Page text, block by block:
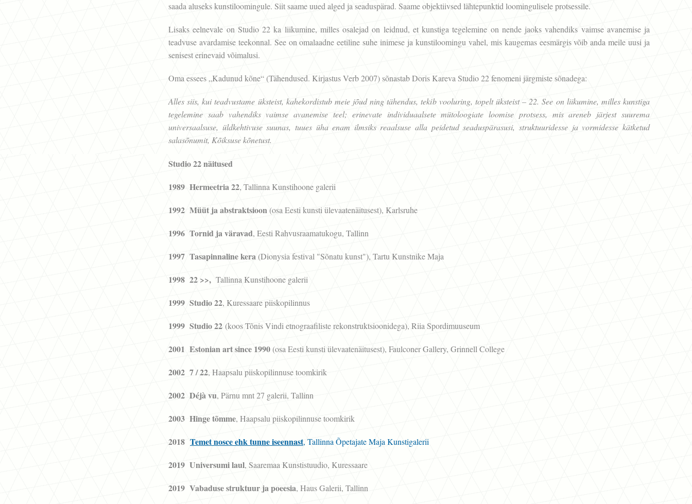
saada aluseks kunstiloomingule. Siit saame uued alged ja seaduspärad. Saame objektiivsed lähtepunktid loomingulisele protsessile.
Lisaks eelnevale on Studio 22 ka liikumine, milles osalejad on leidnud, et kunstiga tegelemine on nende jaoks vahendiks vaimse avanemise ja
teadvuse avardamise teekonnal. See on omalaadne eetiline suhe inimese ja kunstiloomingu vahel, mis kaugemas eesmärgis võib anda meile uusi ja
senisest erinevaid võimalusi.
Oma essees „Kadunud kõne“ (Tähendused. Kirjastus Verb 2007) sõnastab Doris Kareva Studio 22 fenomeni järgmiste sõnadega:
Alles siis, kui teadvustame üksteist, kahekordistub meie jõud ning tähendus, tekib vooluring, topelt üksteist – 22. See on liikumine, milles kunstiga
tegelemine saab vahendiks vaimse avanemise teel; erinevate individuaalsete mütoloogiate loomise protsess, mis areneb järjest suurema
universaalsuse, üldkehtivuse suunas, tuues üha enam ilmsiks reaalsuse alla peidetud seaduspärasusi, struktuuridesse ja vormidesse kätketud
salasõnumit, Kõiksuse kõnetust.
Studio 22 näitused
1989 Hermeetria 22, Tallinna Kunstihoone galerii
1992 Müüt ja abstraktsioon (osa Eesti kunsti ülevaatenäitusest), Karlsruhe
1996 Tornid ja väravad, Eesti Rahvusraamatukogu, Tallinn
1997 Tasapinnaline kera (Dionysia festival "Sõnatu kunst"), Tartu Kunstnike Maja
1998 22 >>, Tallinna Kunstihoone galerii
1999 Studio 22, Kuressaare piiskopilinnus
1999 Studio 22 (koos Tõnis Vindi etnograafiliste rekonstruktsioonidega), Riia Spordimuuseum
2001 Estonian art since 1990 (osa Eesti kunsti ülevaatenäitusest), Faulconer Gallery, Grinnell College
2002 7 / 22, Haapsalu piiskopilinnuse toomkirik
2002 Déjà vu, Pärnu mnt 27 galerii, Tallinn
2003 Hinge tõmme, Haapsalu piiskopilinnuse toomkirik
2018 Temet nosce ehk tunne iseennast, Tallinna Õpetajate Maja Kunstigalerii
2019 Universumi laul, Saaremaa Kunstistuudio, Kuressaare
2019 Vabaduse struktuur ja poeesia, Haus Galerii, Tallinn